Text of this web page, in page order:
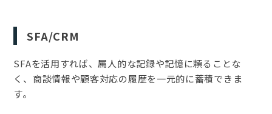
SFA/CRM
SFAを活用すれば、属人的な記録や記憶に頼ることな
く、商談情報や顧客対応の履歴を一元的に蓄積できま
す。